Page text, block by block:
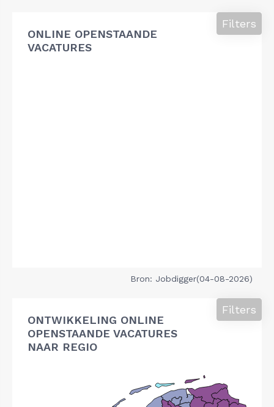
ONLINE OPENSTAANDE
VACATURES
Filters
Bron: Jobdigger(04-08-2026)
ONTWIKKELING ONLINE
OPENSTAANDE VACATURES
NAAR REGIO
Filters